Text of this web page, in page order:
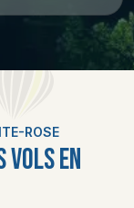
ROSE
VOLS EN